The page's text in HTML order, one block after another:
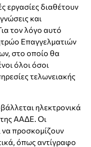
εργασίες διαθέτουν
και
τον λόγο αυτό
Επαγγελματιών
στο οποίο θα
όλοι όσοι
τελωνειακής
ηλεκτρονικά
ΑΑΔΕ. Οι
να προσκομίζουν
όπως αντίγραφο